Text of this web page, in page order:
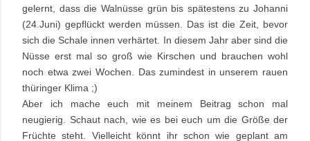
gelernt, dass die Walnüsse grün bis spätestens zu Johanni
(24.Juni) gepflückt werden müssen. Das ist die Zeit, bevor
sich die Schale innen verhärtet. In diesem Jahr aber sind die
Nüsse erst mal so groß wie Kirschen und brauchen wohl
noch etwa zwei Wochen. Das zumindest in unserem rauen
thüringer Klima ;)
Aber ich mache euch mit meinem Beitrag schon mal
neugierig. Schaut nach, wie es bei euch um die Größe der
Früchte steht. Vielleicht könnt ihr schon wie geplant am